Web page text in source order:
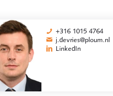
+316 1015 4764
j.devries@ploum.nl
LinkedIn